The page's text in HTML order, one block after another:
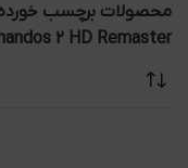
محصولات برچسب
2 HD Remaster”